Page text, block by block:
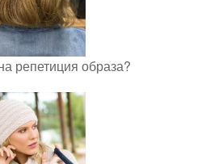
репетиция образа?